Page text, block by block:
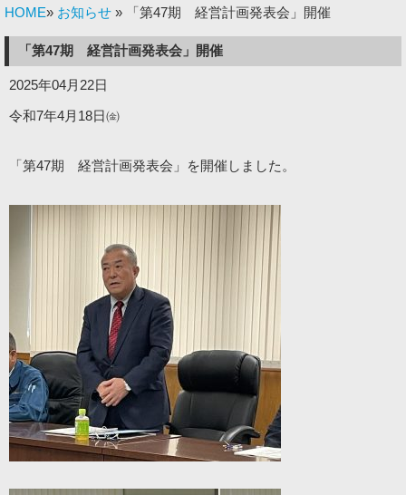
HOME» お知らせ » 「第47期 経営計画発表会」開催
「第47期 経営計画発表会」開催
2025年04月22日
令和7年4月18日㈮
「第47期 経営計画発表会」を開催しました。